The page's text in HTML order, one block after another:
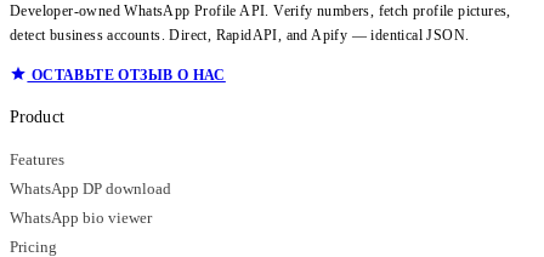
Developer-owned WhatsApp Profile API. Verify numbers, fetch profile pictures,
detect business accounts. Direct, RapidAPI, and Apify — identical JSON.
ОСТАВЬТЕ ОТЗЫВ О НАС
Product
Features
WhatsApp DP download
WhatsApp bio viewer
Pricing